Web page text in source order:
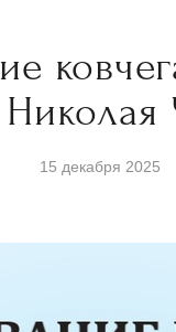
15 декабря 2025